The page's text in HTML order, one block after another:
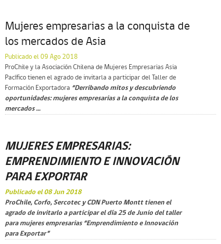
Mujeres empresarias a la conquista de
los mercados de Asia
Publicado el 09 Ago 2018
ProChile y la Asociación Chilena de Mujeres Empresarias Asia
Pacífico tienen el agrado de invitarla a participar del Taller de
Formación Exportadora “Derribando mitos y descubriendo
oportunidades: mujeres empresarias a la conquista de los
mercados ...
MUJERES EMPRESARIAS:
EMPRENDIMIENTO E INNOVACIÓN
PARA EXPORTAR
Publicado el 08 Jun 2018
ProChile, Corfo, Sercotec y CDN Puerto Montt tienen el
agrado de invitarlo a participar el día 25 de Junio del taller
para mujeres empresarias “Emprendimiento e Innovación
para Exportar”